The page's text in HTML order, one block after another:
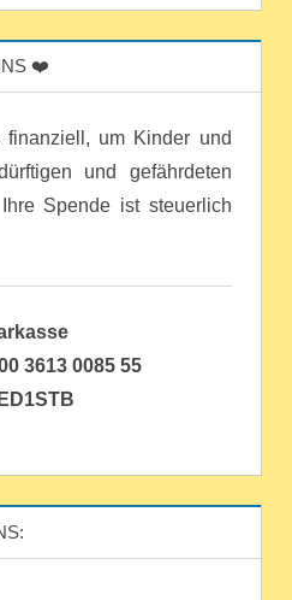
❤️
finanziell, um Kinder und
und gefährdeten
Spende ist steuerlich
3613 0085 55